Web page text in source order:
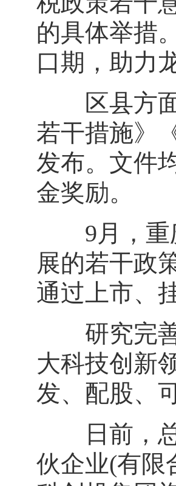
的具体举措
口期，助力
区县方面
若干措施》
发布。文件
金奖励。
9月，重庆
展的若干政
通过上市、
研究完善
大科技创新
发、配股、
日前，总
伙企业(有限